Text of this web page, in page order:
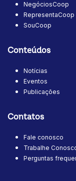
NegóciosCoop
RepresentaCoop
SouCoop
Conteúdos
Notícias
Eventos
Publicações
Contatos
Fale conosco
Trabalhe
Perguntas